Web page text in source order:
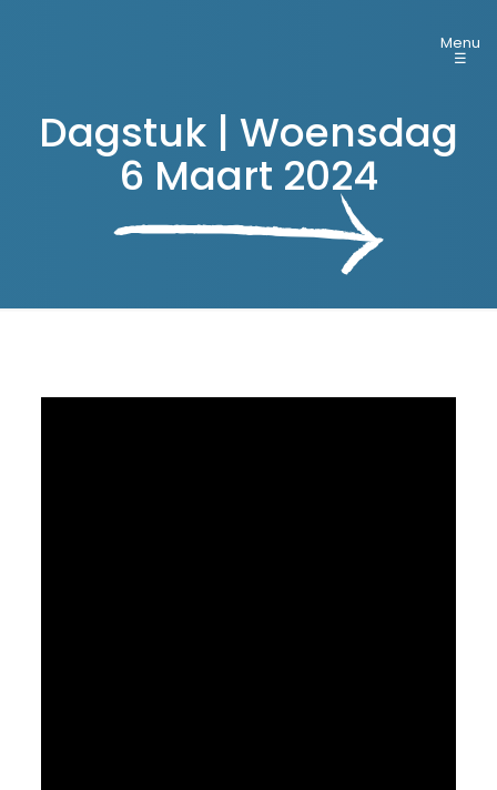
Menu
☰
Dagstuk | Woensdag
6 Maart 2024